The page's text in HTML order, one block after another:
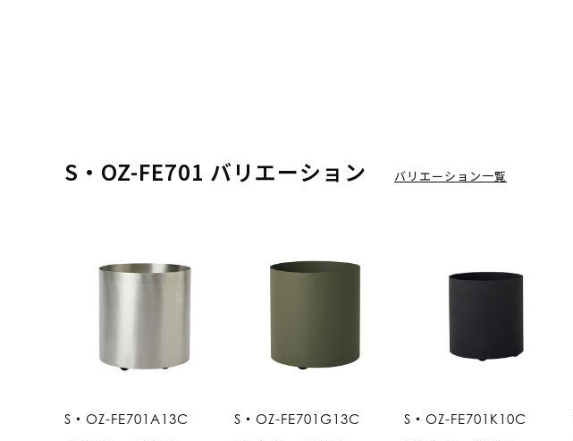
S・OZ-FE701 バリエーション バリエーション一覧
S・OZ-FE701A13C S・OZ-FE701G13C S・OZ-FE701K10C